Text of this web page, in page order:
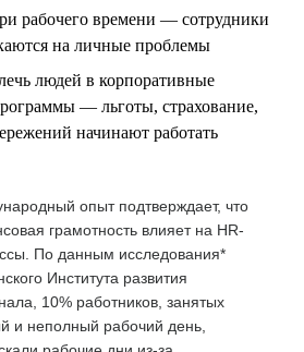
рабочего времени — сотрудники
на личные проблемы
людей в корпоративные
— льготы, страхование,
начинают работать
опыт подтверждает, что
грамотность влияет на HR-
По данным исследования*
Института развития
10% работников, занятых
и неполный рабочий день,